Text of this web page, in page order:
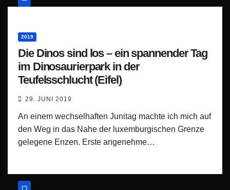
2019
Die Dinos sind los – ein spannender Tag
im Dinosaurierpark in der
Teufelsschlucht (Eifel)
29. JUNI 2019
An einem wechselhaften Junitag machte ich mich auf
den Weg in das Nahe der luxemburgischen Grenze
gelegene Enzen. Erste angenehme…